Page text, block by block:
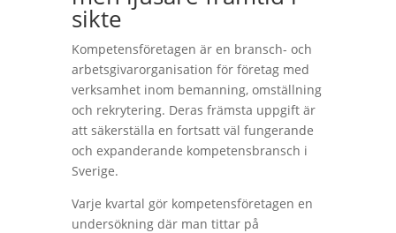
sikte
Kompetensföretagen är en bransch- och
arbetsgivarorganisation för företag med
verksamhet inom bemanning, omställning
och rekrytering. Deras främsta uppgift är
att säkerställa en fortsatt väl fungerande
och expanderande kompetensbransch i
Sverige.
Varje kvartal gör kompetensföretagen en
undersökning där man tittar på